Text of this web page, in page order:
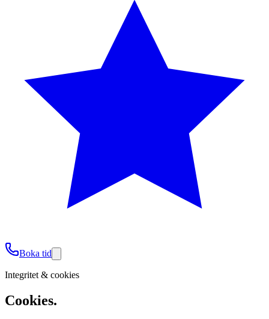
Boka tid
Integritet & cookies
Cookies.